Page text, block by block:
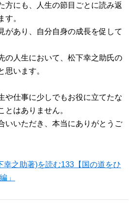
方にも、人生の節目ごとに読み返
す。
があり、自分自身の成長を促して
の人生において、松下幸之助氏の
思います。
や仕事に少しでもお役に立てたな
とはありません。
いいただき、本当にありがとうご
幸之助著)を読む133【国の道をひ
」